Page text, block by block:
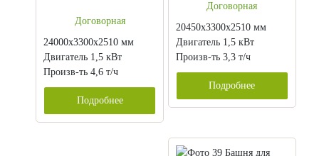
Договорная
24000х3300х2510 мм
Двигатель 1,5 кВт
Произв-ть 4,6 т/ч
Подробнее
Договорная
20450х3300х2510 мм
Двигатель 1,5 кВт
Произв-ть 3,3 т/ч
Подробнее